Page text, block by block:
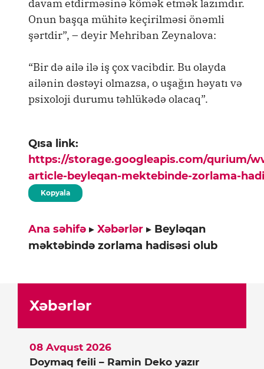
davam etdirməsinə kömək etmək lazımdır.
Onun başqa mühitə keçirilməsi önəmli
şərtdir”, – deyir Mehriban Zeynalova:
“Bir də ailə ilə iş çox vacibdir. Bu olayda
ailənin dəstəyi olmazsa, o uşağın həyatı və
psixoloji durumu təhlükədə olacaq”.
Qısa link:
https://storage.googleapis.com/qurium/
article-beyleqan-mektebinde-zorlama-
Kopyala
Ana səhifə ▸ Xəbərlər ▸ Beyləqan
məktəbində zorlama hadisəsi olub
Xəbərlər
Doymaq feili – Ramin Deko yazır
08 Avqust 2026